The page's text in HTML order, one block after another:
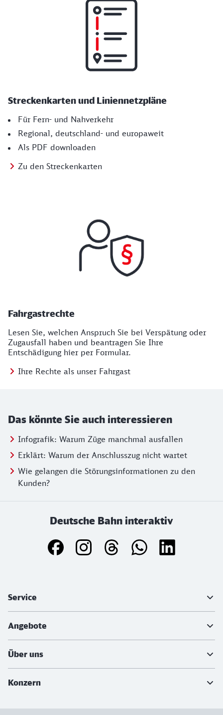
Streckenkarten und Liniennetzpläne
Für Fern- und Nahverkehr
Regional, deutschland- und europaweit
Als PDF downloaden
Zu den Streckenkarten
Fahrgastrechte
Lesen Sie, welchen Anspruch Sie bei Verspätung oder
Zugausfall haben und beantragen Sie Ihre
Entschädigung hier per Formular.
Ihre Rechte als unser Fahrgast
Das könnte Sie auch interessieren
Infografik: Warum Züge manchmal ausfallen
Erklärt: Warum der Anschlusszug nicht wartet
Wie gelangen die Störungsinformationen zu den
Kunden?
Deutsche Bahn interaktiv
Service
Angebote
Über uns
Konzern